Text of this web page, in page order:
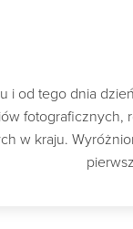
i od tego dnia
w kraju.